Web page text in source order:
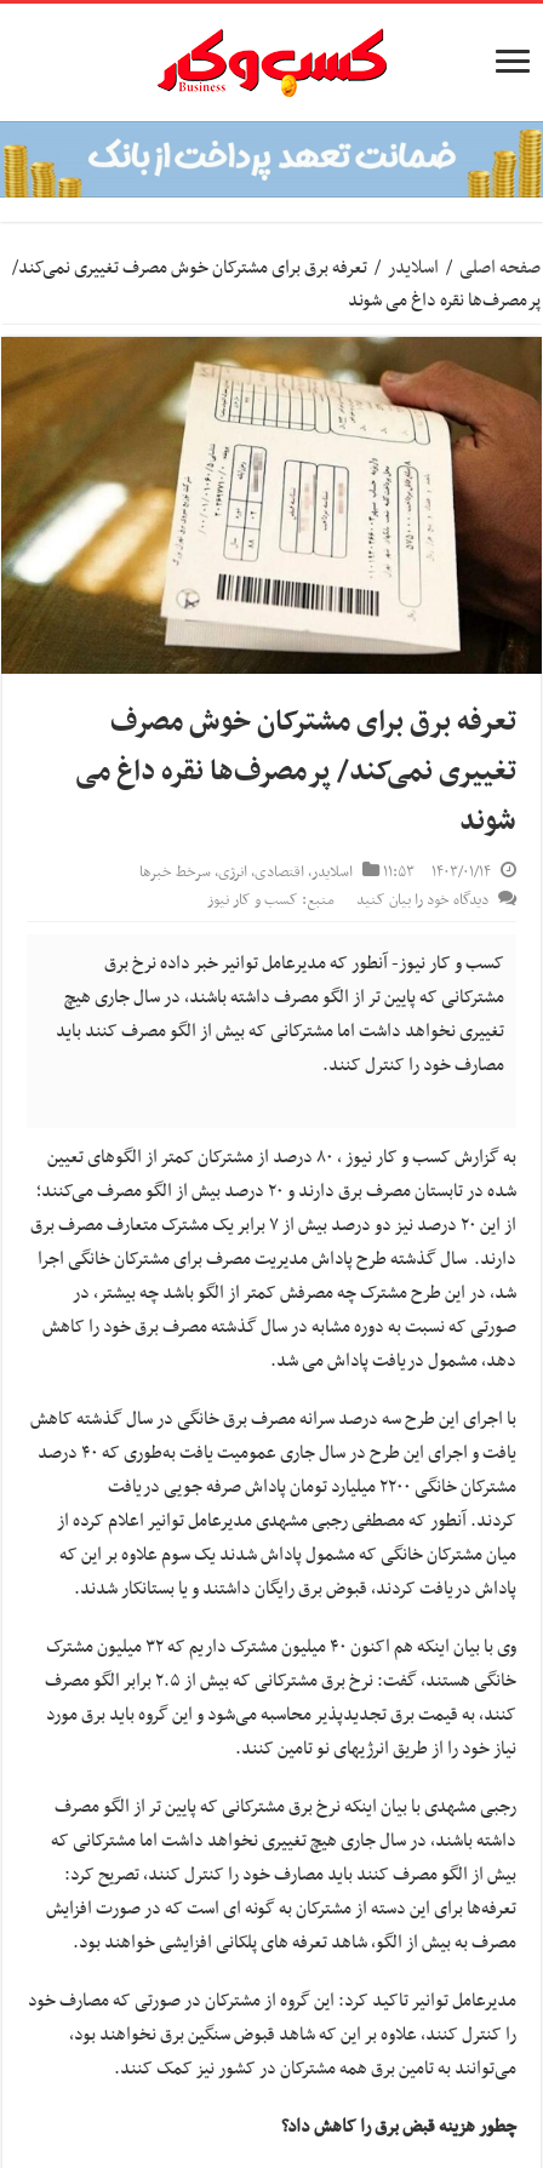
صفحه اصلی / اسلایدر / تعرفه برق برای مشترکان خوش مصرف تغییری نمی‌کند/
پرمصرف‌ها نقره داغ می شوند
تعرفه برق برای مشترکان خوش مصرف
تغییری نمی‌کند/ پرمصرف‌ها نقره داغ می
شوند
۱۴۰۳/۰۱/۱۴ ۱۱:۵۳ اسلایدر,اقتصادی,انرژی,سرخط خبرها
دیدگاه خود را بیان کنید
منبع: کسب و کار نیوز
کسب و کار نیوز- آنطور که مدیرعامل توانیر خبر داده نرخ برق
مشترکانی که پایین تر از الگو مصرف داشته باشند، در سال جاری هیچ
تغییری نخواهد داشت اما مشترکانی که بیش از الگو مصرف کنند باید
مصارف خود را کنترل کنند.
به گزارش کسب و کار نیوز ، ۸۰ درصد از مشترکان کمتر از الگوهای تعیین
شده در تابستان مصرف برق دارند و ۲۰ درصد بیش از الگو مصرف می‌کنند؛
از این ۲۰ درصد نیز دو درصد بیش از ۷ برابر یک مشترک متعارف مصرف برق
دارند. سال گذشته طرح پاداش مدیریت مصرف برای مشترکان خانگی اجرا
شد، در این طرح مشترک چه مصرفش کمتر از الگو باشد چه بیشتر، در
صورتی که نسبت به دوره مشابه در سال گذشته مصرف برق خود را کاهش
دهد، مشمول دریافت پاداش می شد.
با اجرای این طرح سه درصد سرانه مصرف برق خانگی در سال گذشته کاهش
یافت و اجرای این طرح در سال جاری عمومیت یافت به‌طوری که ۴۰ درصد
مشترکان خانگی ۲۲۰۰ میلیارد تومان پاداش صرفه جویی دریافت
کردند. آنطور که مصطفی رجبی مشهدی مدیرعامل توانیر اعلام کرده از
میان مشترکان خانگی که مشمول پاداش شدند یک سوم علاوه بر این که
پاداش دریافت کردند، قبوض برق رایگان داشتند و یا بستانکار شدند.
وی با بیان اینکه هم اکنون ۴٠ میلیون مشترک داریم که ٣٢ میلیون مشترک
خانگی هستند، گفت: نرخ برق مشترکانی که بیش از ٢.۵ برابر الگو مصرف
کنند، به قیمت برق تجدیدپذیر محاسبه می‌شود و این گروه باید برق مورد
نیاز خود را از طریق انرژیهای نو تامین کنند.
رجبی مشهدی با بیان اینکه نرخ برق مشترکانی که پایین تر از الگو مصرف
داشته باشند، در سال جاری هیچ تغییری نخواهد داشت اما مشترکانی که
بیش از الگو مصرف کنند باید مصارف خود را کنترل کنند، تصریح کرد:
تعرفه‌ها برای این دسته از مشترکان به گونه ای است که در صورت افزایش
مصرف به بیش از الگو، شاهد تعرفه های پلکانی افزایشی خواهند بود.
مدیرعامل توانیر تاکید کرد: این گروه از مشترکان در صورتی که مصارف خود
را کنترل کنند، علاوه بر این که شاهد قبوض سنگین برق نخواهند بود،
می‌توانند به تامین برق همه مشترکان در کشور نیز کمک کنند.
چطور هزینه قبض برق را کاهش داد؟